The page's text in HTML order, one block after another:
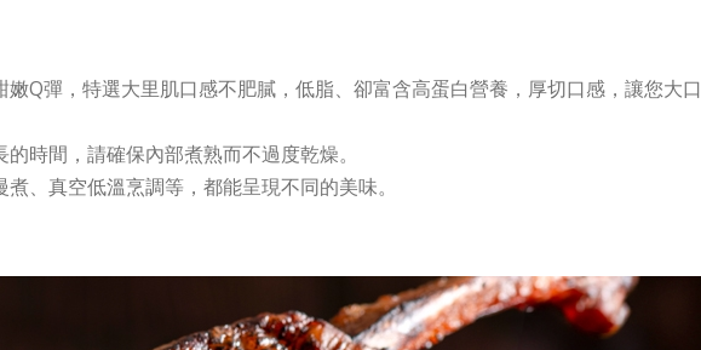
Q彈，特選大里肌口感不肥膩，低脂、卻富含高蛋白營養，厚切口感，讓您大口
時間，請確保內部煮熟而不過度乾燥。
、真空低溫烹調等，都能呈現不同的美味。